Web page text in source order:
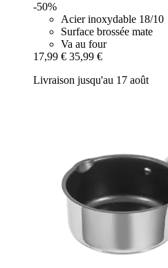
-50%
Acier inoxydable 18/10
Surface brossée mate
Va au four
17,99 € 35,99 €
Livraison jusqu'au 17 août